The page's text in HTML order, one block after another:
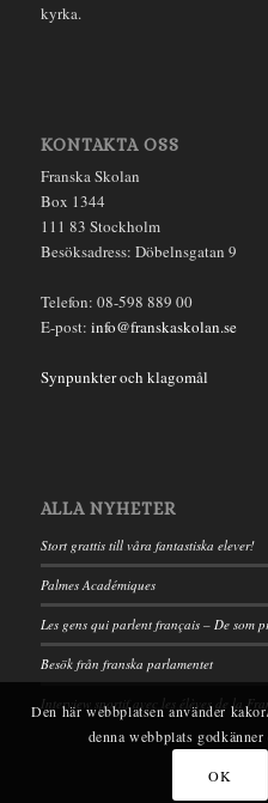
kyrka.
KONTAKTA OSS
Franska Skolan
Box 1344
111 83 Stockholm
Besöksadress: Döbelnsgatan 9
Telefon: 08-598 889 00
E-post: info@franskaskolan.se
Synpunkter och klagomål
ALLA NYHETER
Stort grattis till våra fantastiska elever!
Palmes Académiques
Les gens qui parlent français – De som
Besök från franska parlamentet
Interview sportif avec les élèves de la
Den här webbplatsen använder
denna webbplats
OK